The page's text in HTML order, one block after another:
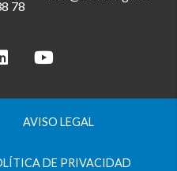
78
AVISO LEGAL
DE PRIVACIDAD